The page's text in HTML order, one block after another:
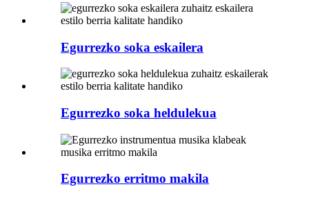
Egurrezko soka eskailera
Egurrezko soka heldulekua
Egurrezko erritmo makila